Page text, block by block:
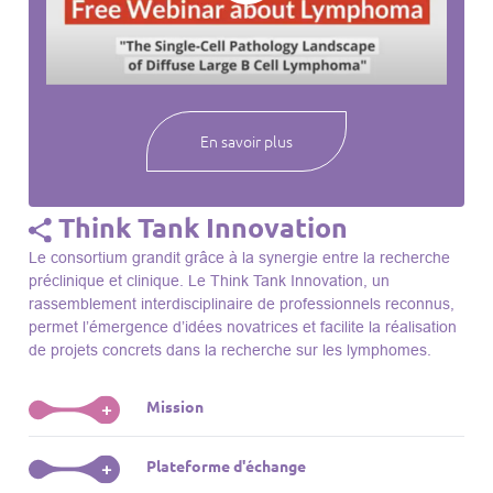
webinaires à venir, des séances précédentes et joignez-vous
notre compréhension des lymphomes et des maladies
En savoir plus
Think Tank Innovation
Le consortium grandit grâce à la synergie entre la recherche
préclinique et clinique. Le Think Tank Innovation, un
rassemblement interdisciplinaire de professionnels reconnus,
permet l’émergence d’idées novatrices et facilite la réalisation
de projets concrets dans la recherche sur les lymphomes.
+ Mission
Le Think Tank initie des projets, façonne des initiatives de
R&D, identifie des porteurs et promeut l’unité parmi les
+ Plateforme d'échange